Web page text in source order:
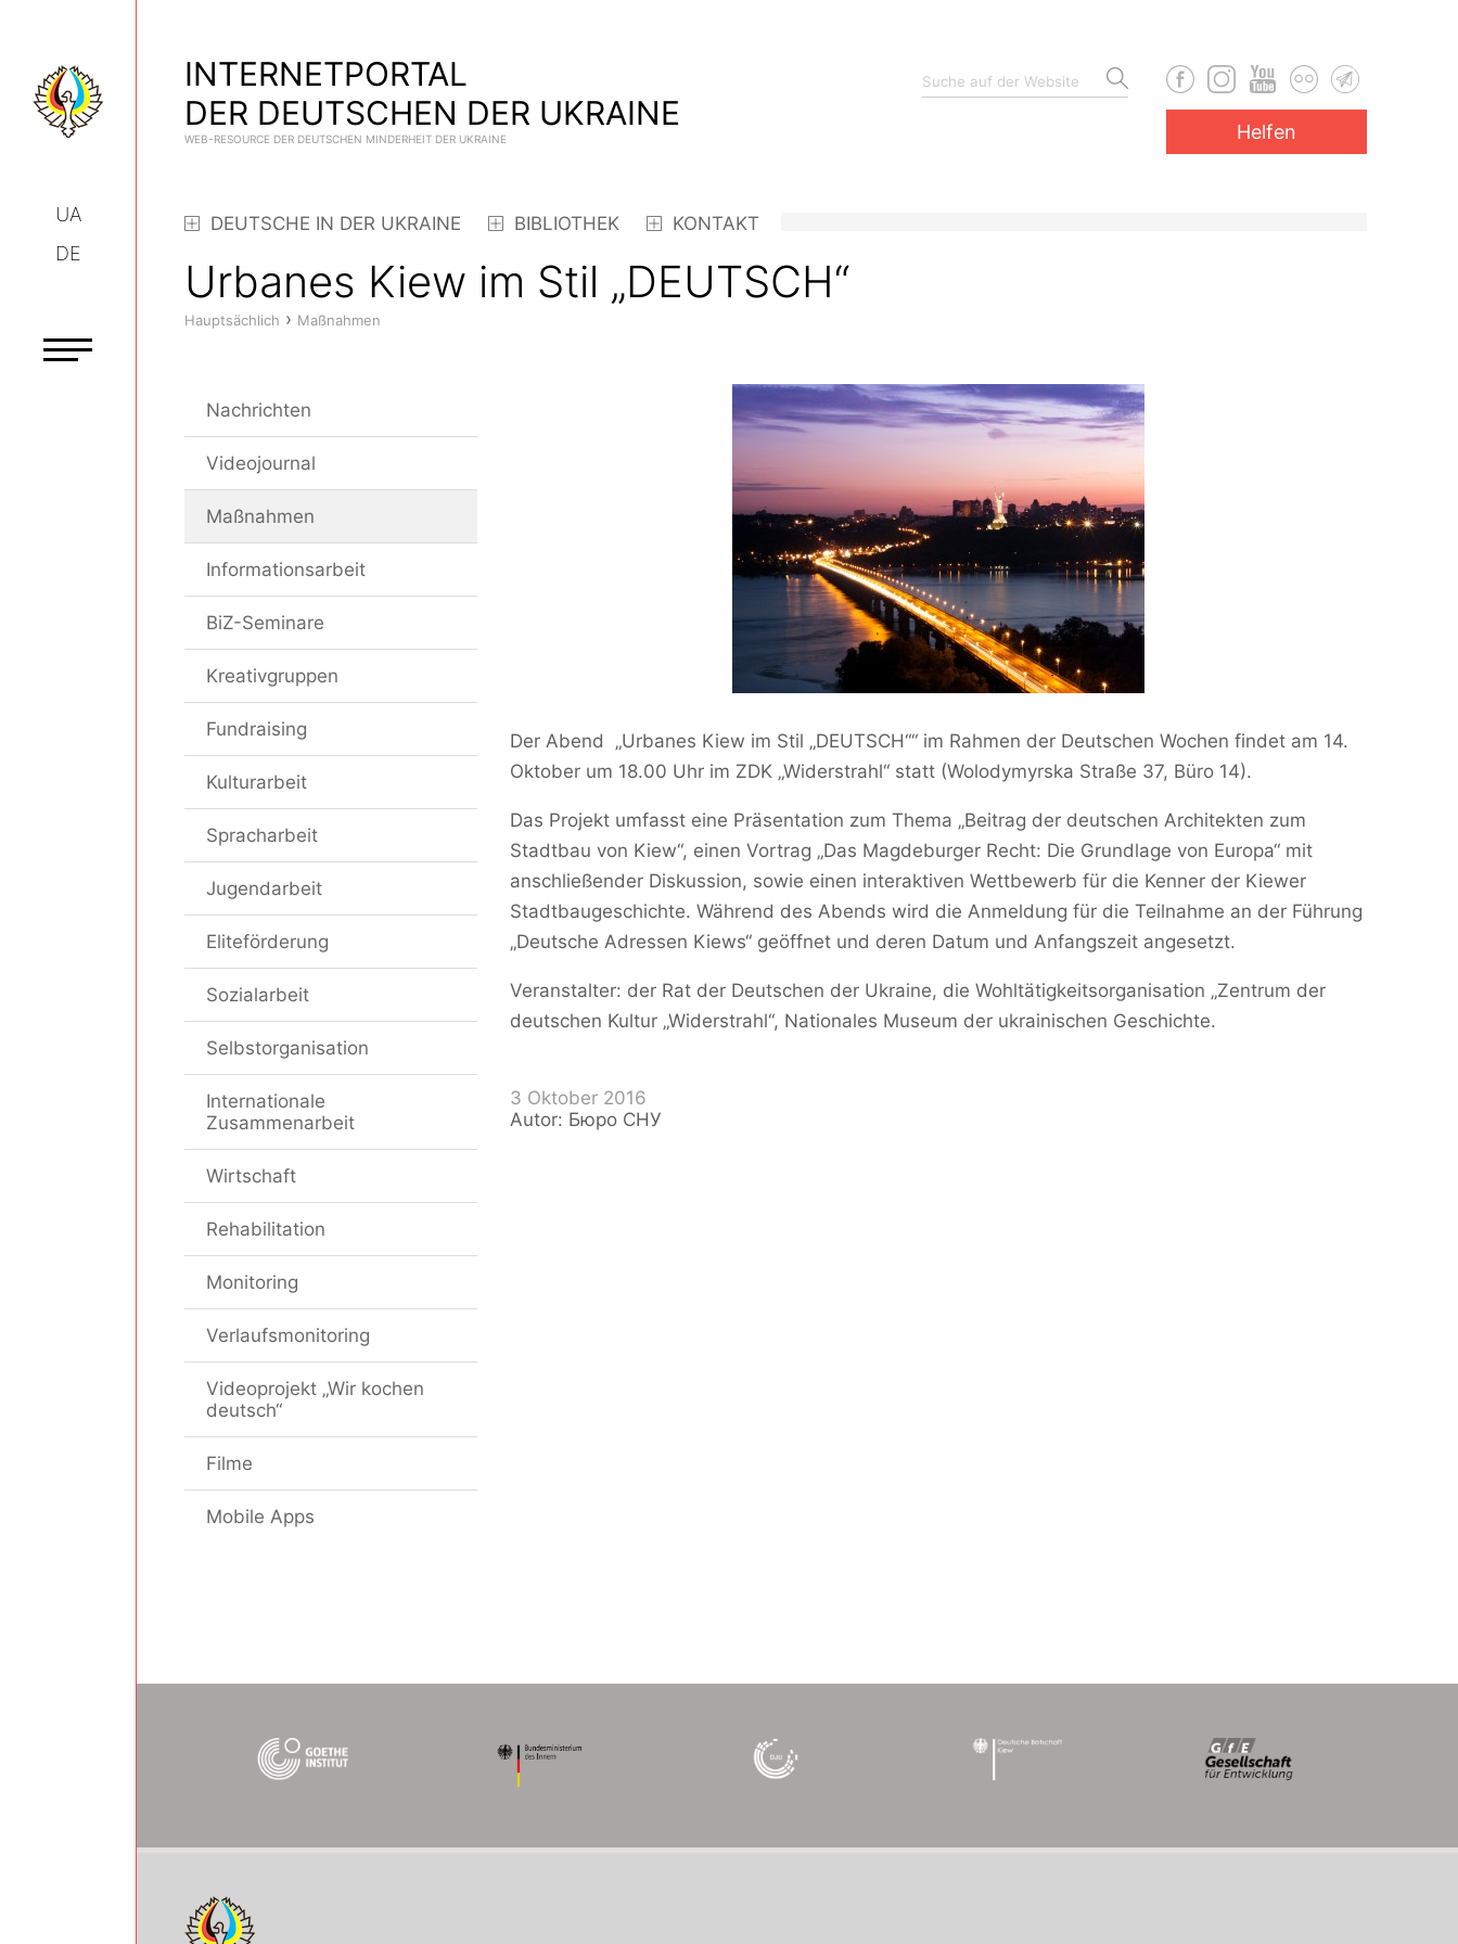
UA
DE
INTERNETPORTAL
DER DEUTSCHEN DER UKRAINE
WEB-RESOURCE DER DEUTSCHEN MINDERHEIT DER UKRAINE Helfen
DEUTSCHE IN DER UKRAINE BIBLIOTHEK KONTAKT
Urbanes Kiew im Stil „DEUTSCH“
Hauptsächlich › Maßnahmen
Nachrichten
Videojournal
Maßnahmen
Informationsarbeit
BiZ-Seminare
Kreativgruppen
Fundraising
Kulturarbeit
Spracharbeit
Jugendarbeit
Eliteförderung
Sozialarbeit
Selbstorganisation
Internationale
Zusammenarbeit
Wirtschaft
Rehabilitation
Monitoring
Verlaufsmonitoring
Videoprojekt „Wir kochen
deutsch“
Filme
Mobile Apps
Der Abend „Urbanes Kiew im Stil „DEUTSCH““ im Rahmen der Deutschen Wochen findet am 14.
Oktober um 18.00 Uhr im ZDK „Widerstrahl“ statt (Wolodymyrska Straße 37, Büro 14).
Das Projekt umfasst eine Präsentation zum Thema „Beitrag der deutschen Architekten zum
Stadtbau von Kiew“, einen Vortrag „Das Magdeburger Recht: Die Grundlage von Europa“ mit
anschließender Diskussion, sowie einen interaktiven Wettbewerb für die Kenner der Kiewer
Stadtbaugeschichte. Während des Abends wird die Anmeldung für die Teilnahme an der Führung
„Deutsche Adressen Kiews“ geöffnet und deren Datum und Anfangszeit angesetzt.
Veranstalter: der Rat der Deutschen der Ukraine, die Wohltätigkeitsorganisation „Zentrum der
deutschen Kultur „Widerstrahl“, Nationales Museum der ukrainischen Geschichte.
3 Oktober 2016
Autor: Бюро СНУ